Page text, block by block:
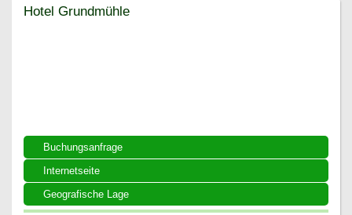
Hotel Grundmühle
Buchungsanfrage
Internetseite
Geografische Lage
Hotel Grundmühle